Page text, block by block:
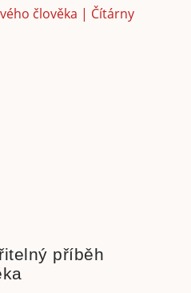
příběh